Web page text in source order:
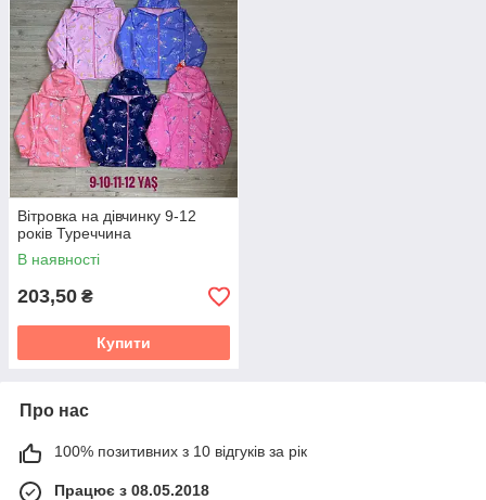
Вітровка на дівчинку 9-12
років Туреччина
В наявності
203,50 ₴
Купити
Про нас
100% позитивних з 10 відгуків за рік
Працює з 08.05.2018